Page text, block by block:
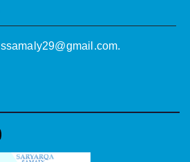
ssamaly29@gmail.com.